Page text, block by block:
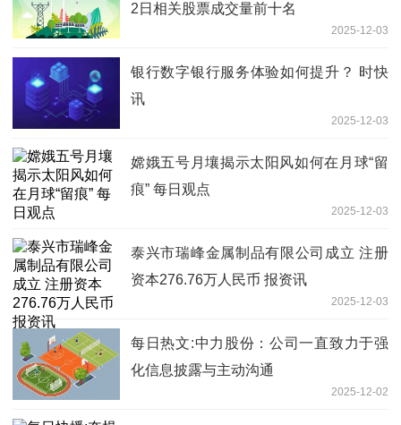
2日相关股票成交量前十名
2025-12-03
银行数字银行服务体验如何提升？ 时快
讯
2025-12-03
嫦娥五号月壤揭示太阳风如何在月球“留
痕” 每日观点
2025-12-03
泰兴市瑞峰金属制品有限公司成立 注册
资本276.76万人民币 报资讯
2025-12-03
每日热文:中力股份：公司一直致力于强
化信息披露与主动沟通
2025-12-02